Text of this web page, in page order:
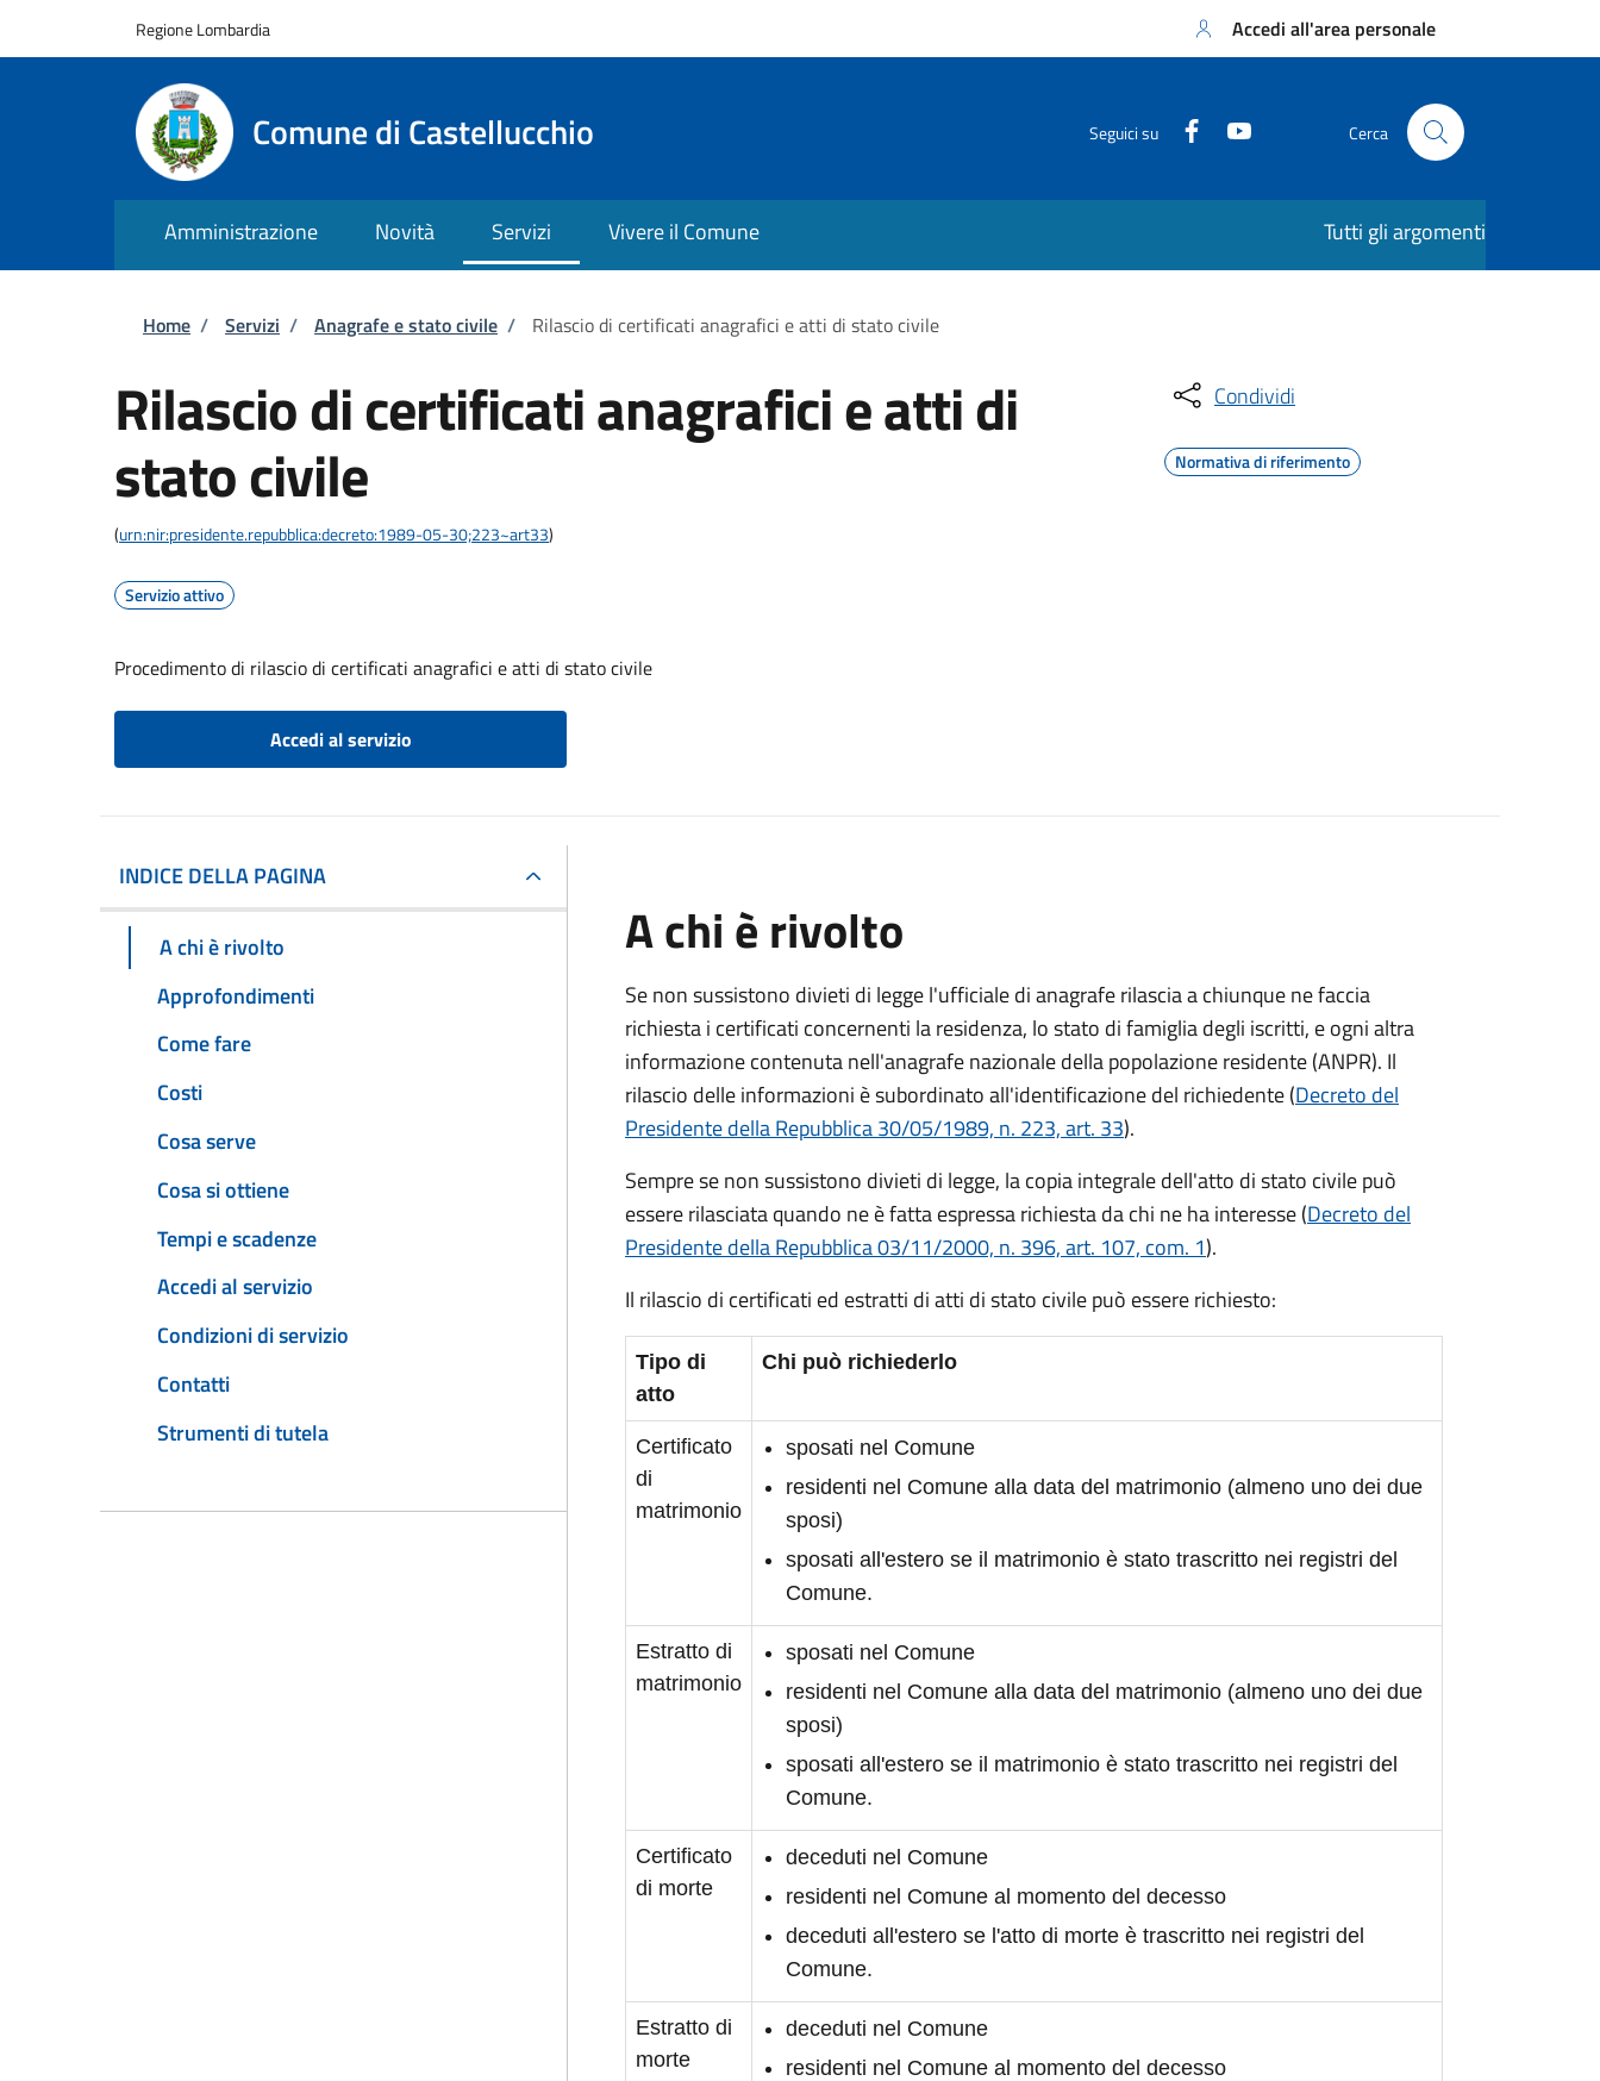
Regione Lombardia Accedi all'area personale
Comune di Castellucchio Seguici su Cerca
Amministrazione Novità Servizi Vivere il Comune Tutti gli argomenti
Briciole di pane
Home / Servizi / Anagrafe e stato civile / Rilascio di certificati anagrafici e atti di stato civile
Rilascio di certificati anagrafici e atti di
stato civile
(urn:nir:presidente.repubblica:decreto:1989-05-30;223~art33)
Servizio attivo
Procedimento di rilascio di certificati anagrafici e atti di stato civile
Accedi al servizio
Condividi
Normativa di riferimento
INDICE DELLA PAGINA
A chi è rivolto
Approfondimenti
Come fare
Costi
Cosa serve
Cosa si ottiene
Tempi e scadenze
Accedi al servizio
Condizioni di servizio
Contatti
Strumenti di tutela
A chi è rivolto
Se non sussistono divieti di legge l'ufficiale di anagrafe rilascia a chiunque ne faccia
richiesta i certificati concernenti la residenza, lo stato di famiglia degli iscritti, e ogni altra
informazione contenuta nell'anagrafe nazionale della popolazione residente (ANPR). Il
rilascio delle informazioni è subordinato all'identificazione del richiedente (Decreto del
Presidente della Repubblica 30/05/1989, n. 223, art. 33).
Sempre se non sussistono divieti di legge, la copia integrale dell'atto di stato civile può
essere rilasciata quando ne è fatta espressa richiesta da chi ne ha interesse (Decreto del
Presidente della Repubblica 03/11/2000, n. 396, art. 107, com. 1).
Il rilascio di certificati ed estratti di atti di stato civile può essere richiesto:
Tipo di
atto
Chi può richiederlo
Certificato
di
matrimonio
sposati nel Comune
residenti nel Comune alla data del matrimonio (almeno uno dei due
sposi)
sposati all'estero se il matrimonio è stato trascritto nei registri del
Comune.
Estratto di
matrimonio
sposati nel Comune
residenti nel Comune alla data del matrimonio (almeno uno dei due
sposi)
sposati all'estero se il matrimonio è stato trascritto nei registri del
Comune.
Certificato
di morte
deceduti nel Comune
residenti nel Comune al momento del decesso
deceduti all'estero se l'atto di morte è trascritto nei registri del
Comune.
Estratto di
morte
deceduti nel Comune
residenti nel Comune al momento del decesso